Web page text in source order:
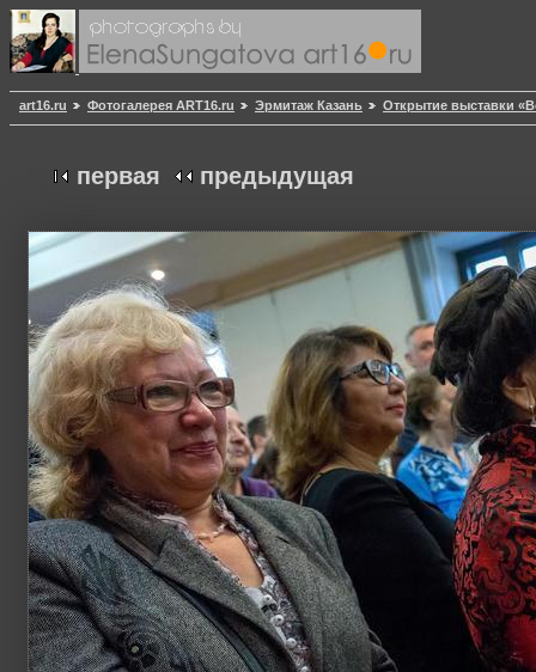
art16.ru Фотогалерея ART16.ru Эрмитаж Казань Открытие выставки
первая предыдущая